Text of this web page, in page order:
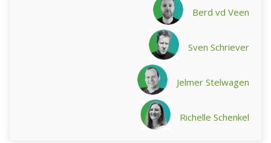
Berd vd Veen
Sven Schriever
Jelmer Stelwagen
Richelle Schenkel